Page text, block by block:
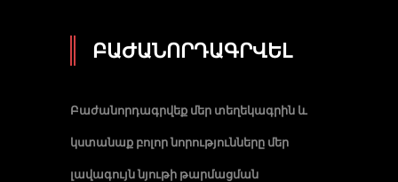
ԲԱԺԱՆՈՐԴԱԳՐՎԵԼ
Բաժանորդագրվեք մեր տեղեկագրին և
կստանաք բոլոր նորությունները մեր
լավագույն նյութի թարմացման